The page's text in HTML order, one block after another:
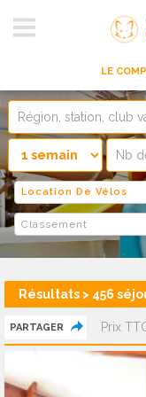
LE
Location De Vélos
Classement
Résultats > 456
PARTAGER Prix